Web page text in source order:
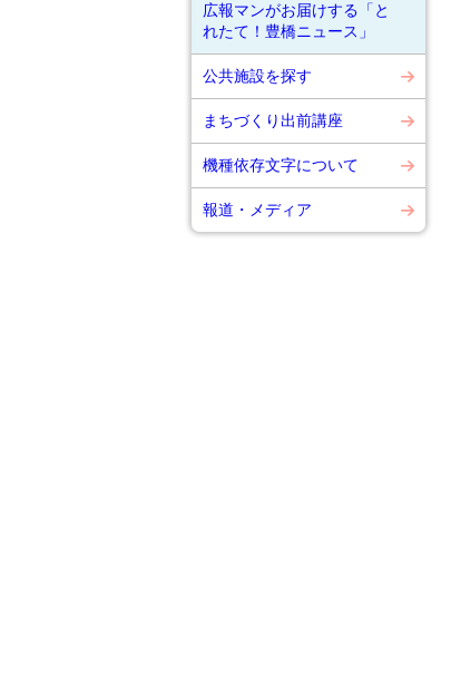
広報マンがお届けする「と
れたて！豊橋ニュース」
公共施設を探す
まちづくり出前講座
機種依存文字について
報道・メディア